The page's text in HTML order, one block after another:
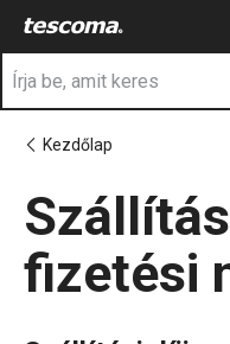
A Szállítási díjak és Ugrás
Kezdőlap
fizetési